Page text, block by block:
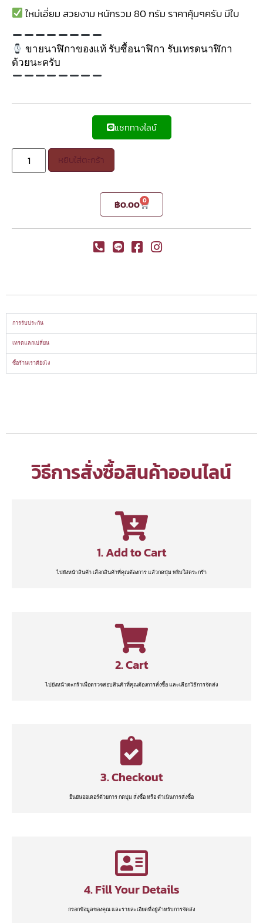
ใหม่เอี่ยม สวยงาม หนักรวม 80 กรัม ราคาคุ้มๆครับ มีใบ
ขายนาฬิกาของแท้ รับซื้อนาฬิกา รับเทรดนาฬิกา
ด้วยนะครับ
แชททางไลน์
หยิบใส่ตะกร้า
฿0.00 0
การรับประกัน
เทรดแลกเปลี่ยน
ซื้อร้านเราดียังไง
วิธีการสั่งซื้อสินค้าออนไลน์
1. Add to Cart
ไปยังหน้าสินค้า เลือกสินค้าที่คุณต้องการ แล้วกดปุ่ม หยิบใส่ตระกร้า
2. Cart
ไปยังหน้าตะกร้าเพื่อตรวจสอบสินค้าที่คุณต้องการสั่งซื้อ และเลือกวิธีการจัดส่ง
3. Checkout
ยืนยันออเดอร์ด้วยการ กดปุ่ม สั่งซื้อ หรือ ดำเนินการสั่งซื้อ
4. Fill Your Details
กรอกข้อมูลของคุณ และรายละเอียดที่อยู่สำหรับการจัดส่ง